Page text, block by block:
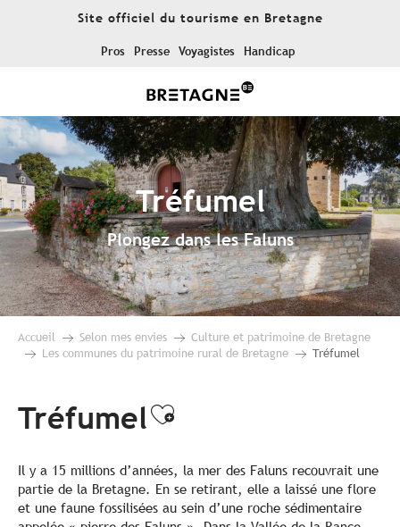
Site officiel du tourisme en Bretagne
Pros Presse Voyagistes Handicap
Tréfumel
Plongez dans les Faluns
Accueil Selon mes envies
Culture et patrimoine de Bretagne
Les communes du patrimoine rural de Bretagne
Tréfumel
TréfumelAjouter aux
Il y a 15 millions d’années, la mer des Faluns recouvrait une
partie de la Bretagne. En se retirant, elle a laissé une flore
et une faune fossilisées au sein d’une roche sédimentaire